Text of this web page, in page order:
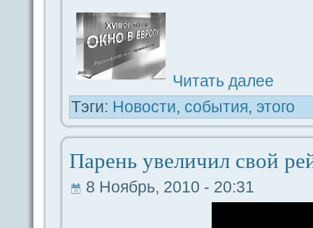
Читать дaлее
Тэги: Новости, coбытия, этого
Парень увеличил свой
8 Ноябрь, 2010 - 20:31